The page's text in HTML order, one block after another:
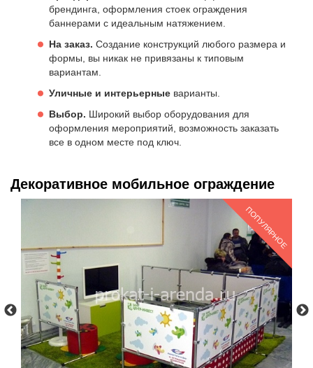
брендинга, оформления стоек ограждения
баннерами с идеальным натяжением.
На заказ. Создание конструкций любого размера и
формы, вы никак не привязаны к типовым
вариантам.
Уличные и интерьерные варианты.
Выбор. Широкий выбор оборудования для
оформления мероприятий, возможность заказать
все в одном месте под ключ.
Декоративное мобильное ограждение
ПОПУЛЯРНОЕ